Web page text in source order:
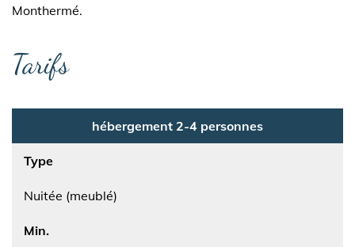
Monthermé.
Tarifs
hébergement 2-4 personnes
Type
Nuitée (meublé)
Min.